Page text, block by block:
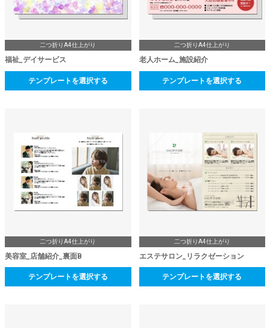
二つ折りA4仕上がり
福祉_デイサービス
テンプレートを選択する
二つ折りA4仕上がり
老人ホーム_施設紹介
テンプレートを選択する
二つ折りA4仕上がり
美容室_店舗紹介_裏面B
テンプレートを選択する
二つ折りA4仕上がり
エステサロン_リラクゼーション
テンプレートを選択する